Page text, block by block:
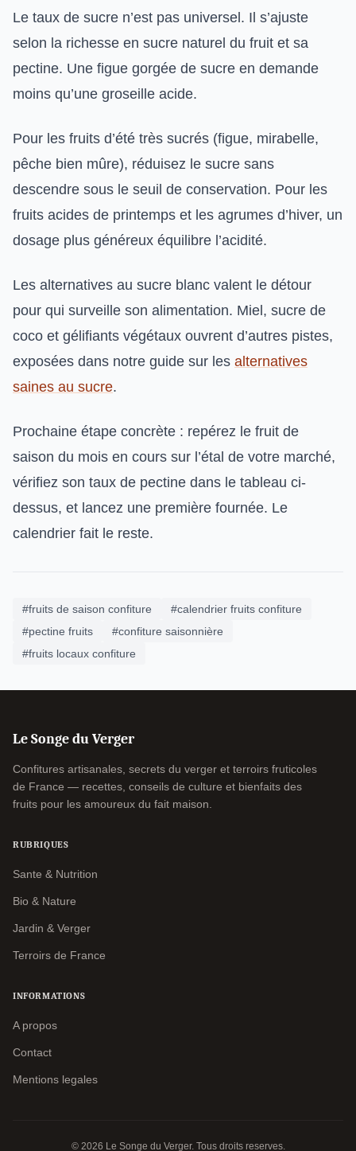
Le taux de sucre n’est pas universel. Il s’ajuste
selon la richesse en sucre naturel du fruit et sa
pectine. Une figue gorgée de sucre en demande
moins qu’une groseille acide.
Pour les fruits d’été très sucrés (figue, mirabelle,
pêche bien mûre), réduisez le sucre sans
descendre sous le seuil de conservation. Pour les
fruits acides de printemps et les agrumes d’hiver, un
dosage plus généreux équilibre l’acidité.
Les alternatives au sucre blanc valent le détour
pour qui surveille son alimentation. Miel, sucre de
coco et gélifiants végétaux ouvrent d’autres pistes,
exposées dans notre guide sur les alternatives
saines au sucre.
Prochaine étape concrète : repérez le fruit de
saison du mois en cours sur l’étal de votre marché,
vérifiez son taux de pectine dans le tableau ci-
dessus, et lancez une première fournée. Le
calendrier fait le reste.
#fruits de saison confiture
#calendrier fruits confiture
#pectine fruits
#confiture saisonnière
#fruits locaux confiture
Le Songe du Verger
Confitures artisanales, secrets du verger et terroirs fruticoles
de France — recettes, conseils de culture et bienfaits des
fruits pour les amoureux du fait maison.
RUBRIQUES
Sante & Nutrition
Bio & Nature
Jardin & Verger
Terroirs de France
INFORMATIONS
A propos
Contact
Mentions legales
© 2026 Le Songe du Verger. Tous droits reserves.